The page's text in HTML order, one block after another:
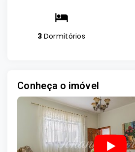
3 Dormitórios
Conheça o imóvel